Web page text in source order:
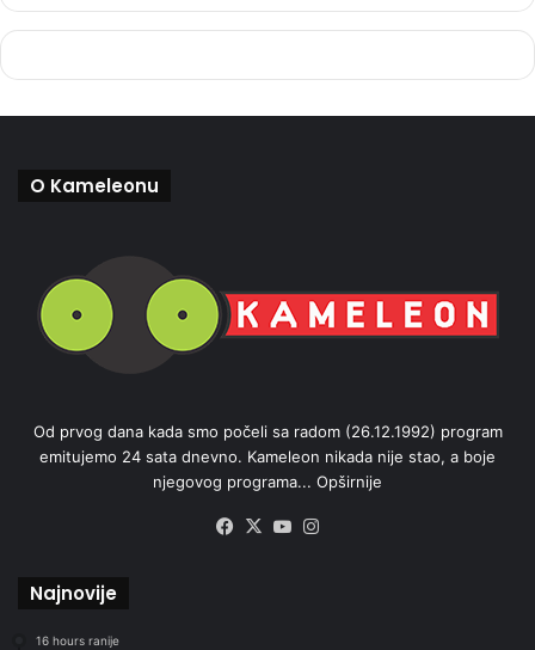
O Kameleonu
Od prvog dana kada smo počeli sa radom (26.12.1992) program
emitujemo 24 sata dnevno. Kameleon nikada nije stao, a boje
njegovog programa... Opširnije
Facebook
X YouTube
Najnovije
16 hours ranije